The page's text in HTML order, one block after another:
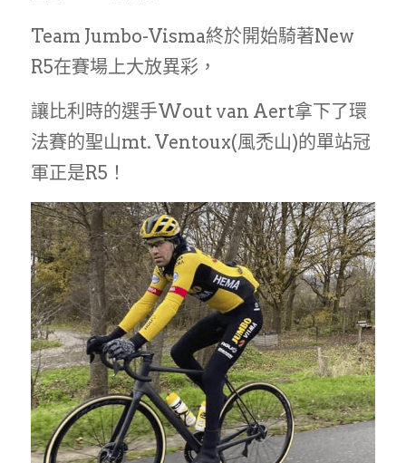
Team Jumbo-Visma終於開始騎著New
R5在賽場上大放異彩，
讓比利時的選手Wout van Aert拿下了環
法賽的聖山mt. Ventoux(風禿山)的單站冠
軍正是R5！